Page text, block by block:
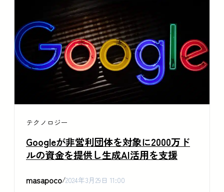
テクノロジー
Googleが非営利団体を対象に2000万ド
ルの資金を提供し生成AI活用を支援
masapoco/2024年3月29日 11:00